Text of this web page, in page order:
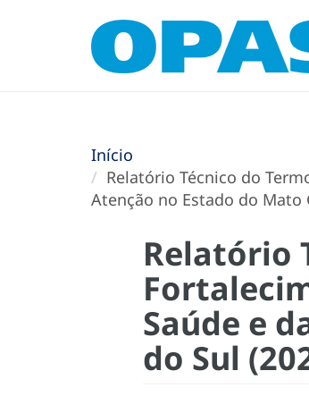
Início
Relatório Técnico do
Atenção no Estado do Mato
Relatório
Saúde e
do Sul